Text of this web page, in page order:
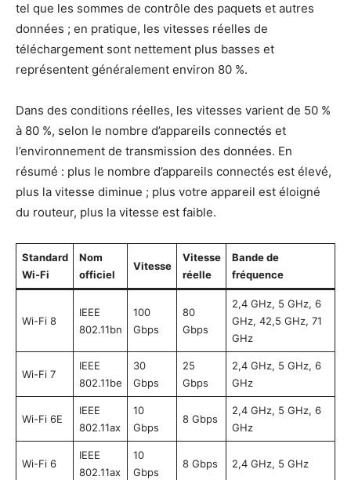
tel que les sommes de contrôle des paquets et autres
données ; en pratique, les vitesses réelles de
téléchargement sont nettement plus basses et
représentent généralement environ 80 %.
Dans des conditions réelles, les vitesses varient de 50 %
à 80 %, selon le nombre d’appareils connectés et
l’environnement de transmission des données. En
résumé : plus le nombre d’appareils connectés est élevé,
plus la vitesse diminue ; plus votre appareil est éloigné
du routeur, plus la vitesse est faible.
Standard
Wi-Fi
Nom
officiel
Vitesse
Vitesse
réelle
Bande de
fréquence
Wi-Fi 8
IEEE
802.11bn
100
Gbps
80
Gbps
2,4 GHz, 5 GHz, 6
GHz, 42,5 GHz, 71
GHz
Wi-Fi 7
IEEE
802.11be
30
Gbps
25
Gbps
2,4 GHz, 5 GHz, 6
GHz
Wi-Fi 6E
IEEE
802.11ax
10
Gbps
8 Gbps
2,4 GHz, 5 GHz, 6
GHz
Wi-Fi 6
IEEE
802.11ax
10
Gbps
8 Gbps 2,4 GHz, 5 GHz